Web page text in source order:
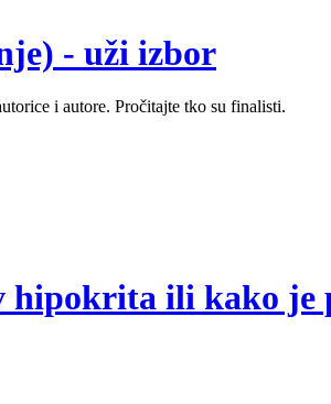
- uži izbor
i autore. Pročitajte tko su finalisti.
ili kako je